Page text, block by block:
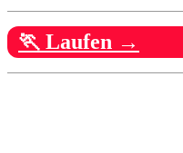
🏃 Laufen →